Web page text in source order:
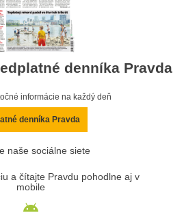
denníka Pravda
informácie na každý deň
denníka Pravda
naše sociálne siete
a čítajte Pravdu pohodlne aj v
mobile